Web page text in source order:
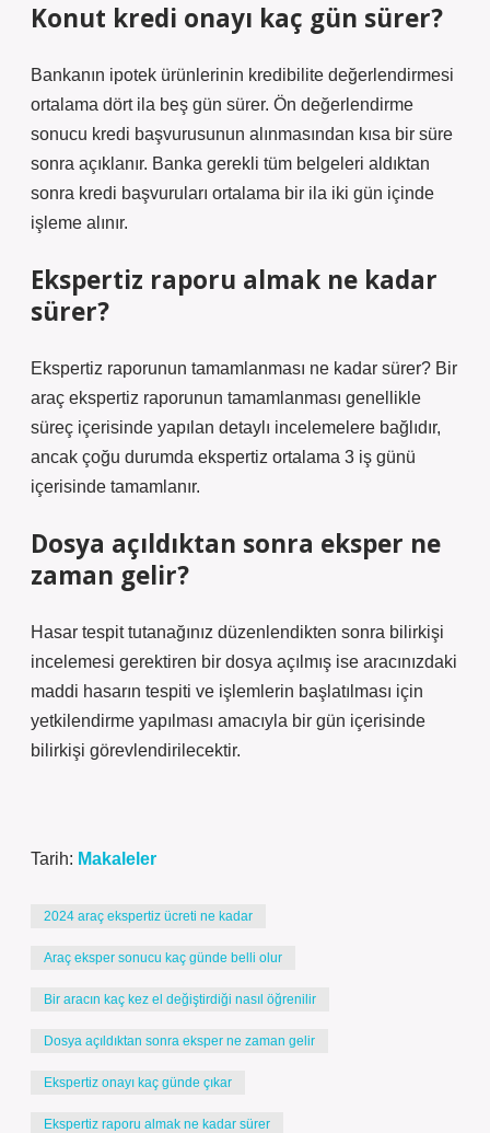
Konut kredi onayı kaç gün sürer?
Bankanın ipotek ürünlerinin kredibilite değerlendirmesi
ortalama dört ila beş gün sürer. Ön değerlendirme
sonucu kredi başvurusunun alınmasından kısa bir süre
sonra açıklanır. Banka gerekli tüm belgeleri aldıktan
sonra kredi başvuruları ortalama bir ila iki gün içinde
işleme alınır.
Ekspertiz raporu almak ne kadar
sürer?
Ekspertiz raporunun tamamlanması ne kadar sürer? Bir
araç ekspertiz raporunun tamamlanması genellikle
süreç içerisinde yapılan detaylı incelemelere bağlıdır,
ancak çoğu durumda ekspertiz ortalama 3 iş günü
içerisinde tamamlanır.
Dosya açıldıktan sonra eksper ne
zaman gelir?
Hasar tespit tutanağınız düzenlendikten sonra bilirkişi
incelemesi gerektiren bir dosya açılmış ise aracınızdaki
maddi hasarın tespiti ve işlemlerin başlatılması için
yetkilendirme yapılması amacıyla bir gün içerisinde
bilirkişi görevlendirilecektir.
Tarih: Makaleler
2024 araç ekspertiz ücreti ne kadar
Araç eksper sonucu kaç günde belli olur
Bir aracın kaç kez el değiştirdiği nasıl öğrenilir
Dosya açıldıktan sonra eksper ne zaman gelir
Ekspertiz onayı kaç günde çıkar
Ekspertiz raporu almak ne kadar sürer